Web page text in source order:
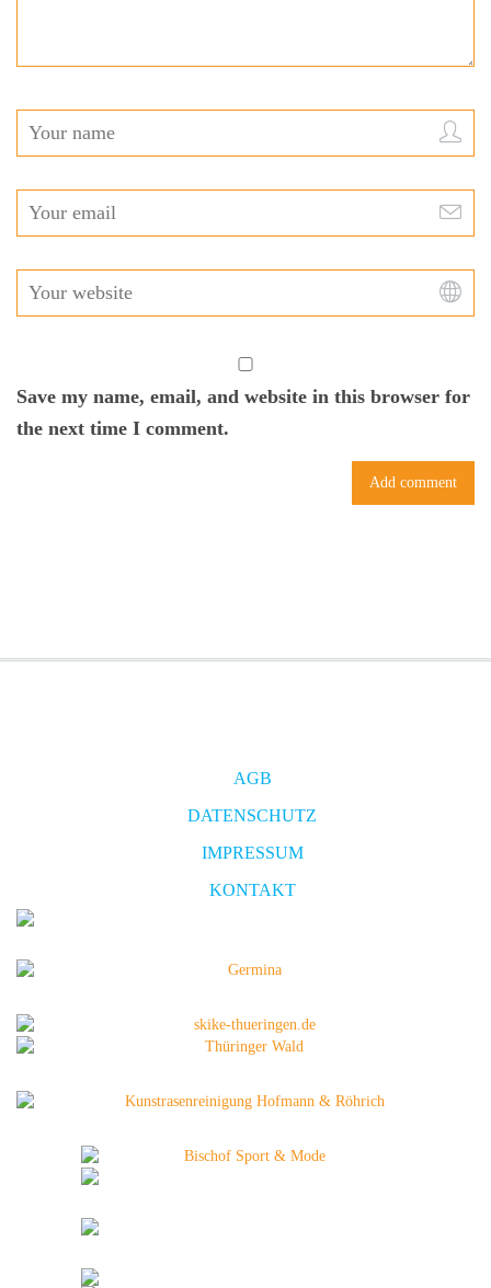
Save my name, email, and website in this browser for
the next time I comment.
AGB
DATENSCHUTZ
IMPRESSUM
KONTAKT